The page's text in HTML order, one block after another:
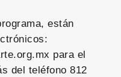
están
para el
del teléfono 812